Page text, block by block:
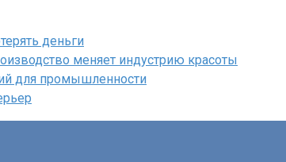
деньги
меняет индустрию красоты
для промышленности